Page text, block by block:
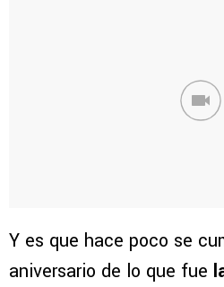
Y es que hace poco se
aniversario de lo que fue